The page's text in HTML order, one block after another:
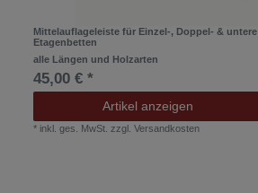
Mittelauflageleiste für Einzel-, Doppel- & untere
Etagenbetten
alle Längen und Holzarten
45,00 € *
Artikel anzeigen
* inkl. ges. MwSt. zzgl.Versandkosten